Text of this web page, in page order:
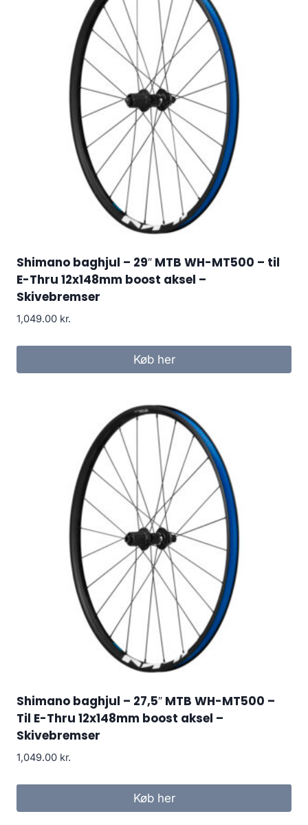
Shimano baghjul – 29″ MTB WH-MT500 – til
E-Thru 12x148mm boost aksel –
Skivebremser
1,049.00 kr.
Køb her
Shimano baghjul – 27,5″ MTB WH-MT500 –
Til E-Thru 12x148mm boost aksel –
Skivebremser
1,049.00 kr.
Køb her